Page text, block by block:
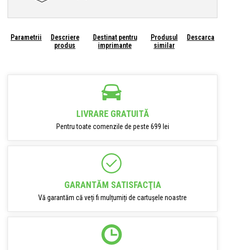
Parametrii
Descriere
produs
Destinat pentru
imprimante
Produsul
similar
Descarca
LIVRARE GRATUITĂ
Pentru toate comenzile de peste 699 lei
GARANTĂM SATISFACŢIA
Vă garantăm că veți fi mulțumiți de cartușele noastre